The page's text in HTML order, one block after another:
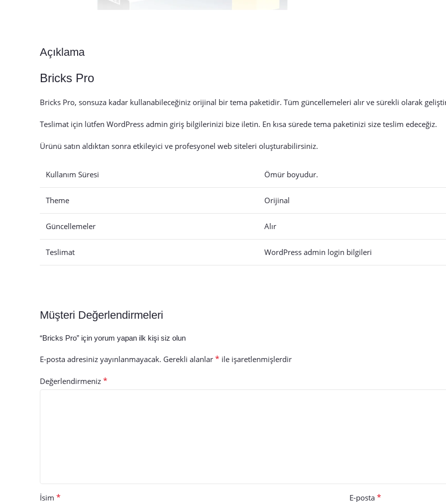
Açıklama
Bricks Pro
Bricks Pro, sonsuza kadar kullanabileceğiniz orijinal bir tema paketidir. Tüm güncellemeleri alır ve sürekli olarak
Teslimat için lütfen WordPress admin giriş bilgilerinizi bize iletin. En kısa sürede tema paketinizi size teslim edeceğiz.
Ürünü satın aldıktan sonra etkileyici ve profesyonel web siteleri oluşturabilirsiniz.
Kullanım Süresi Ömür boyudur.
Theme Orijinal
Güncellemeler Alır
Teslimat WordPress admin login bilgileri
Müşteri Değerlendirmeleri
“Bricks Pro” için yorum yapan ilk kişi siz olun
E-posta adresiniz yayınlanmayacak. Gerekli alanlar * ile işaretlenmişlerdir
Değerlendirmeniz *
İsim * E-posta *